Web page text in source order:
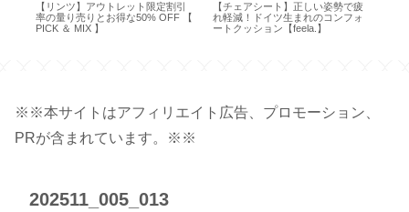
アウトレット限定割引
りとお得な50% OFF 【
【チェアシート】正しい姿勢で疲
れ軽減！ドイツ生まれのコンフォ
ートクッション【feela.】
【DAISO 100均】ア
スタンプが可愛い♪
プ／お名前スタンプ
※※本サイトはアフィリエイト広告、プロモーション、
PRが含まれています。※※
202511_005_013